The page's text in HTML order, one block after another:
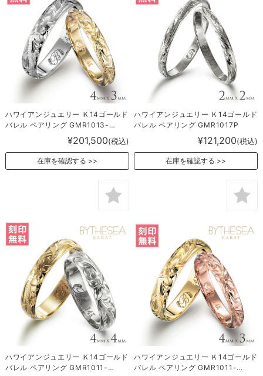
ハワイアンジュエリー Ｋ14ゴールド
バレル ペアリング GMR1013-
¥201,500(税込)
在庫を確認する
ハワイアンジュエリー Ｋ14ゴールド
バレル ペアリング GMR1017P
¥121,200(税込)
在庫を確認する
ハワイアンジュエリー Ｋ14ゴールド
バレル ペアリング GMR1011-
ハワイアンジュエリー Ｋ14ゴールド
バレル ペアリング GMR1011-